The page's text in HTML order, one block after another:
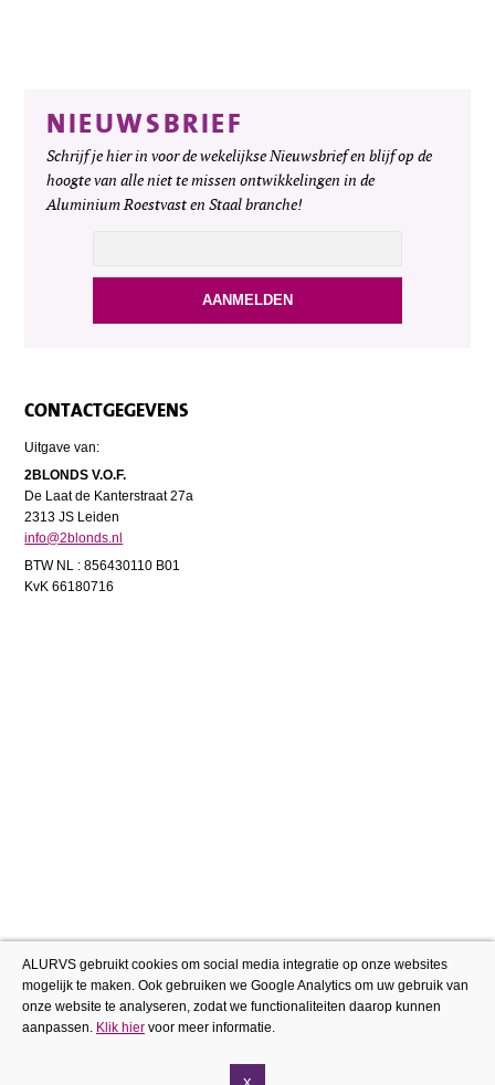
NIEUWSBRIEF
Schrijf je hier in voor de wekelijkse Nieuwsbrief en blijf op de
hoogte van alle niet te missen ontwikkelingen in de
Aluminium Roestvast en Staal branche!
CONTACTGEGEVENS
Uitgave van:
2BLONDS V.O.F.
De Laat de Kanterstraat 27a
2313 JS Leiden
info@2blonds.nl
BTW NL : 856430110 B01
KvK 66180716
ALURVS gebruikt cookies om social media integratie op onze websites
mogelijk te maken. Ook gebruiken we Google Analytics om uw gebruik van
onze website te analyseren, zodat we functionaliteiten daarop kunnen
aanpassen. Klik hier voor meer informatie.
x